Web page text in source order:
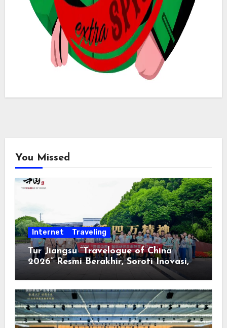
You Missed
Internet Traveling
Tur Jiangsu “Travelogue of China
2026” Resmi Berakhir, Soroti Inovasi,
Keterbukaan, dan Pembangunan
Berorientasi pada Masyarakat